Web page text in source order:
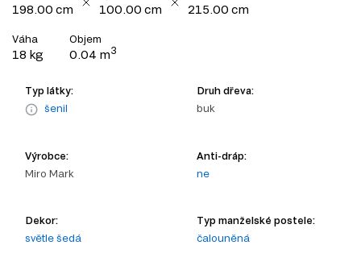
198.00 cm 100.00 cm 215.00 cm
Váha
18 kg
Objem
0.04 m3
Typ látky:
šenil
Druh dřeva:
buk
Výrobce:
Miro Mark
Anti-dráp:
ne
Dekor:
světle šedá
Typ manželské postele:
čalouněná